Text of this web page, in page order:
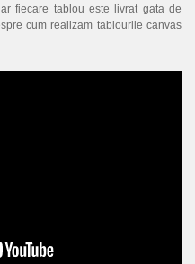
fiecare tablou este livrat gata de
cum realizam tablourile canvas